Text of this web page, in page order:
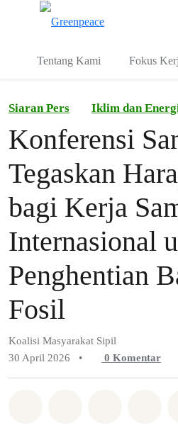
Tentang Kami Fokus
Siaran Pers Iklim dan
Konferensi
Tegaskan
bagi Kerja
Internasional
Penghentian
Fosil
Koalisi Masyarakat Sipil
30 April 2026
• 0 Komentar